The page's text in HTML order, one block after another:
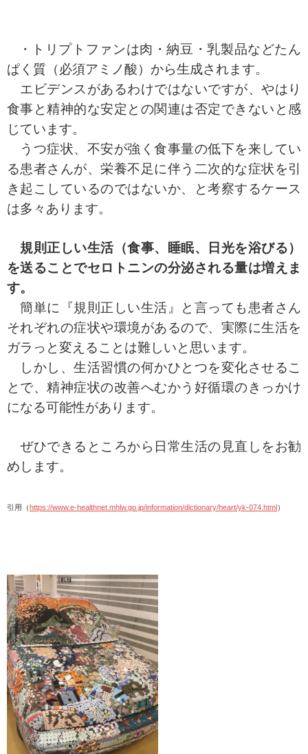
・トリプトファンは肉・納豆・乳製品などたん
ぱく質（必須アミノ酸）から生成されます。
エビデンスがあるわけではないですが、やはり
食事と精神的な安定との関連は否定できないと感
じています。
うつ症状、不安が強く食事量の低下を来してい
る患者さんが、栄養不足に伴う二次的な症状を引
き起こしているのではないか、と考察するケース
は多々あります。
規則正しい生活（食事、睡眠、日光を浴びる）
を送ることでセロトニンの分泌される量は増えま
す。
簡単に『規則正しい生活』と言っても患者さん
それぞれの症状や環境があるので、実際に生活を
ガラっと変えることは難しいと思います。
しかし、生活習慣の何かひとつを変化させるこ
とで、精神症状の改善へむかう好循環のきっかけ
になる可能性があります。
ぜひできるところから日常生活の見直しをお勧
めします。
引用（https://www.e-healthnet.mhlw.go.jp/information/dictionary/heart/yk-074.html）